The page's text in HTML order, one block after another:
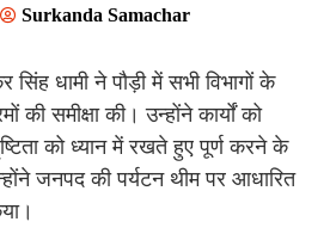
Surkanda Samachar
धामी ने पौड़ी में सभी विभागों के
की समीक्षा की। उन्होंने कार्यों को
को ध्यान में रखते हुए पूर्ण करने के
जनपद की पर्यटन थीम पर आधारित